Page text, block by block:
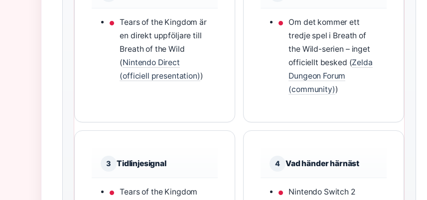
Tears of the Kingdom är
en direkt uppföljare till
Breath of the Wild
(Nintendo Direct
(officiell presentation))
Om det kommer ett
tredje spel i Breath of
the Wild-serien – inget
officiellt besked (Zelda
Dungeon Forum
(community))
3 Tidlinjesignal
Tears of the Kingdom
4 Vad händer härnäst
Nintendo Switch 2